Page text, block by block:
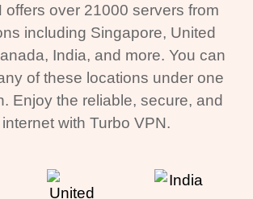
offers over 21000 servers from
including Singapore, United
India, and more. You can
of these locations under one
Enjoy the reliable, secure, and
with Turbo VPN.